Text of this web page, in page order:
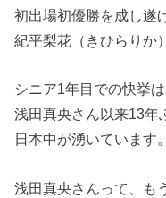
初出場初優勝を成し遂
紀平梨花（きひらりか
シニア1年目での快挙は
浅田真央さん以来13年
日本中が湧いています。
浅田真央さんって、も